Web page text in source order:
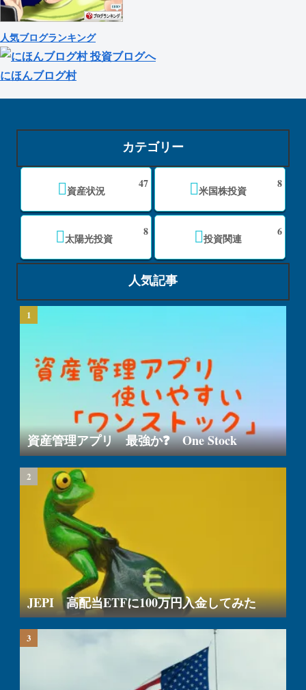
人気ブログランキング
にほんブログ村
カテゴリー
資産状況
47
米国株投資
8
太陽光投資
8
投資関連
6
人気記事
資産管理アプリ 最強か❓ One Stock
JEPI 高配当ETFに100万円入金してみた